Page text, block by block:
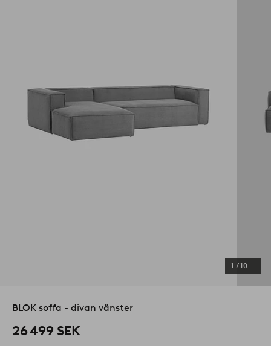
1 /10
BLOK soffa - divan vänster
26 499 SEK